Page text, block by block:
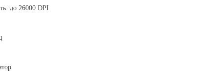
до 26000 DPI